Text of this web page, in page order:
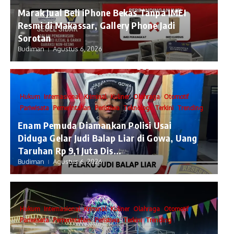
​Marak Jual Beli iPhone Bekas Tanpa IMEI
Resmi di Makassar, Gallery Phone Jadi
Sorotan
Budiman Agustus 6, 2026
Hukum Internasional Kriminal Kuliner Olahraga Otomotif
Pariwisata Pemerintahan Peristiwa Teknologi Terkini Trending
Enam Pemuda Diamankan Polisi Usai
Diduga Gelar Judi Balap Liar di Gowa, Uang
Taruhan Rp 9,1 Juta Dis...
Budiman Agustus 6, 2026
Hukum Internasional Kriminal Kuliner Olahraga Otomotif
Pariwisata Pemerintahan Peristiwa Terkini Trending